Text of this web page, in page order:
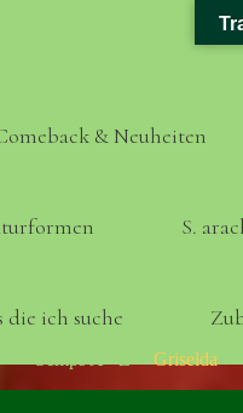
& Neuheiten
S.
die ich suche
Semps A - Z Griselda